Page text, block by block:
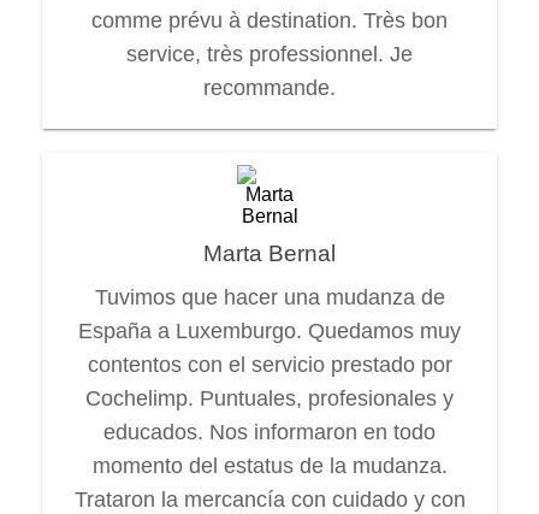
comme prévu à destination. Très bon
service, très professionnel. Je
recommande.
Marta Bernal
Tuvimos que hacer una mudanza de
España a Luxemburgo. Quedamos muy
contentos con el servicio prestado por
Cochelimp. Puntuales, profesionales y
educados. Nos informaron en todo
momento del estatus de la mudanza.
Trataron la mercancía con cuidado y con